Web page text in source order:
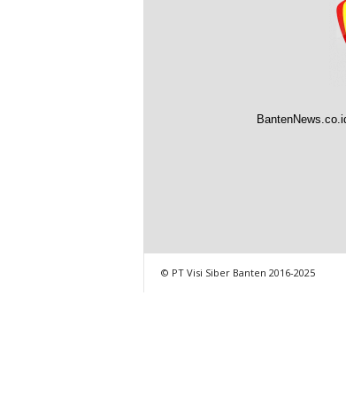
© PT Visi Siber Banten 2016-2025